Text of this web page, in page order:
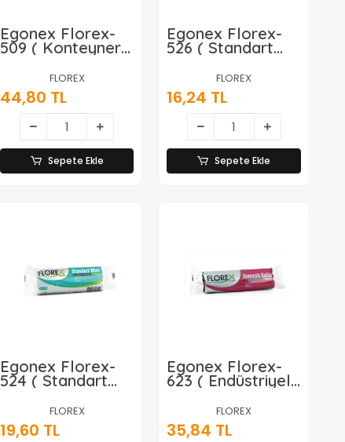
Egonex Florex-
509 ( Konteyner
& 120lt ) ( Çift
Kat ) Endüstriyel
Çöp Torba (
90x125cm )*20=k
FLOREX
44,80 TL
Sepete Ekle
Egonex Florex-
526 ( Standart
Büyük ) ( 10pcs )
65x80cm.çöp
Torbası*50=k
FLOREX
16,24 TL
Sepete Ekle
Egonex Florex-
524 ( Standart
Mini ) ( 40pcs )
44x45cm.çöp
Torbası*50=k
FLOREX
19,60 TL
Egonex Florex-
623 ( Endüstriyel
Battal ) ( 10pcs )
72x95cm.çöp
Torbası*20=k
FLOREX
35,84 TL